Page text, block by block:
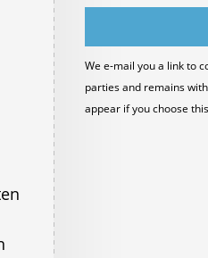
We e-mail you a link to
parties and remains
appear if you choose